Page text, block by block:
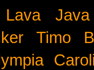
Lava Java
Timo